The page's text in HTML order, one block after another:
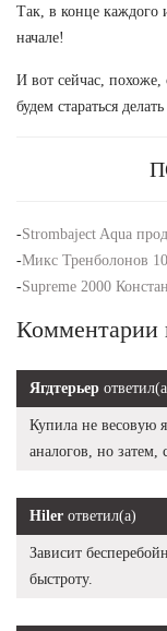
Так, в конце каждого
начале!
И вот сейчас, похоже,
будем стараться
-Strombaject Aqua
-Микс Тренболонов
-Supreme 2000
Комментарии
Ягдтерьер
Купила не весовую
аналогов, но затем,
Hiler ответил(а)
Зависит
быстроту.